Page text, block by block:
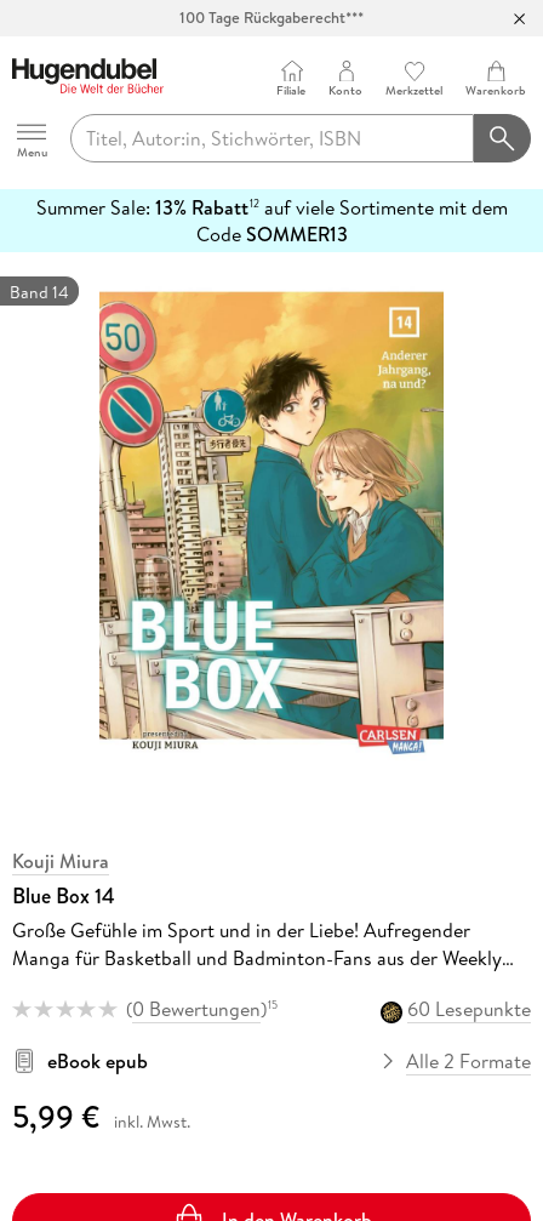
Abholung in über 100 Filialen
Hugendubel
Menu
Filiale Konto Merkzettel Warenkorb
Summer Sale: 13% Rabatt12auf viele Sortimente mit dem
CodeSOMMER13
erfahren
Band 14
Kouji Miura
Blue Box 14
Große Gefühle im Sport und in der Liebe! Aufregender
Manga für Basketball und Badminton-Fans aus der Weekly
(0 Bewertungen)15
60 Lesepunkte
eBook epub
Alle 2 Formate
5,99 € inkl. Mwst.